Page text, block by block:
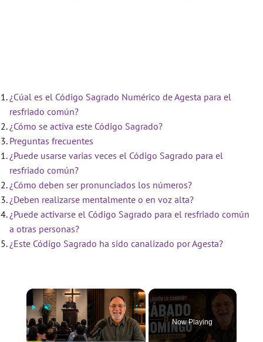
¿Cúal es el Código Sagrado Numérico de Agesta para el
resfriado común?
¿Cómo se activa este Código Sagrado?
Preguntas frecuentes
¿Puede usarse varias veces el Código Sagrado para el
resfriado común?
¿Cómo deben ser pronunciados los números?
¿Deben realizarse mentalmente o en voz alta?
¿Puede activarse el Código Sagrado para el resfriado común
a otras personas?
¿Este Código Sagrado ha sido canalizado por Agesta?
×
Now Playing